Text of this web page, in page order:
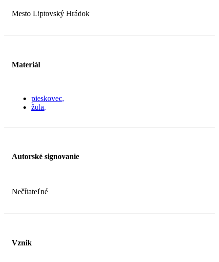
Mesto Liptovský Hrádok
Materiál
pieskovec
žula
Autorské signovanie
Nečítateľné
Vznik